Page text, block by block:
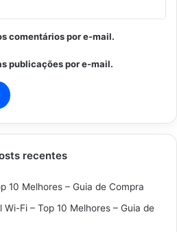
comentários por e-mail.
publicações por e-mail.
recentes
10 Melhores – Guia de Compra
Fi – Top 10 Melhores – Guia de